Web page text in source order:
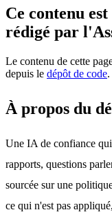
Ce contenu
rédigé par
Le contenu de cette
depuis le dépôt de code.
À propos du
Une IA de confiance
rapports, questions
sourcée sur une
ce qui n'est pas